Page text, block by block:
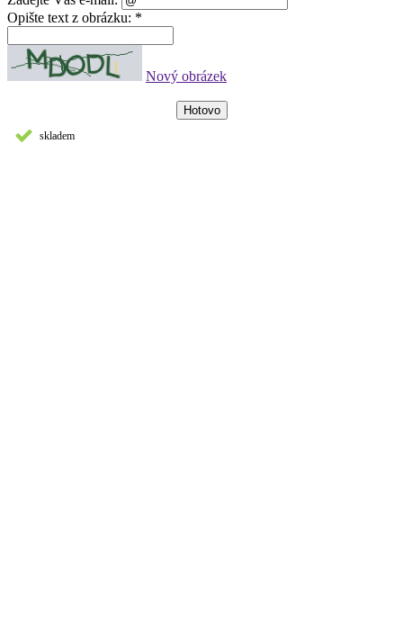
skladem
Opište text z obrázku: *
Nový obrázek